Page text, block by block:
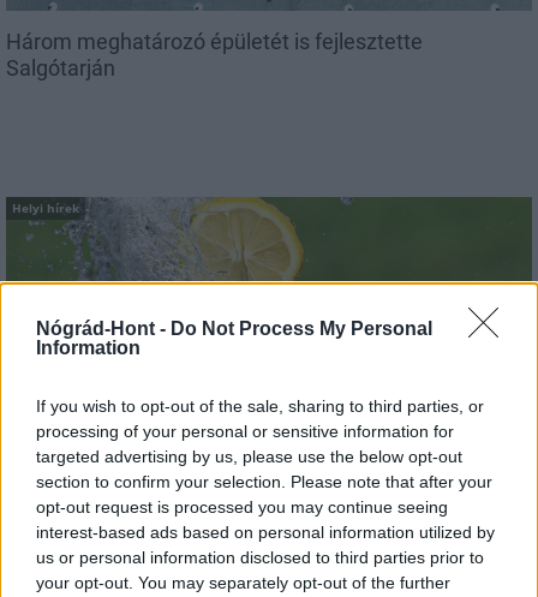
Nógrád-Hont - Do Not Process My Personal
Information
If you wish to opt-out of the sale, sharing to third parties, or
processing of your personal or sensitive information for
targeted advertising by us, please use the below opt-out
section to confirm your selection. Please note that after your
opt-out request is processed you may continue seeing
interest-based ads based on personal information utilized by
us or personal information disclosed to third parties prior to
your opt-out. You may separately opt-out of the further
Három meghatározó épületét is fejlesztette
Salgótarján
Helyi hírek
Vasárnap Nógrádot is eléri a legmagasabb
figyelmeztetés